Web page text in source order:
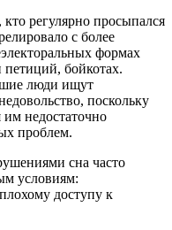
регулярно просыпался
с более
формах
петиций, бойкотах.
люди ищут
поскольку
им недостаточно
проблем.
сна часто
условиям:
доступу к